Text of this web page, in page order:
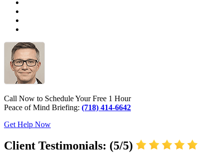
Call Now to Schedule Your Free 1 Hour
Peace of Mind Briefing: (718) 414-6642
Get Help Now
Client Testimonials: (5/5)